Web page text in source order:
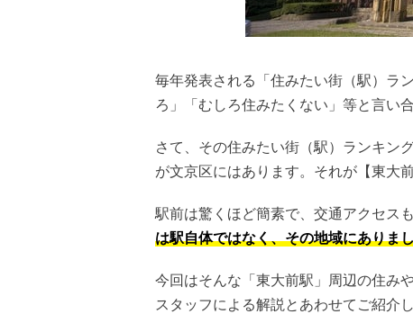
毎年発表される「住みたい街（駅）ラ
ろ」「むしろ住みたくない」等と言い
さて、その住みたい街（駅）ランキン
が文京区にはあります。それが【東大前
駅前は驚くほど簡素で、交通アクセス
は駅自体ではなく、その地域にありま
今回はそんな「東大前駅」周辺の住み
スタッフによる解説とあわせてご紹介